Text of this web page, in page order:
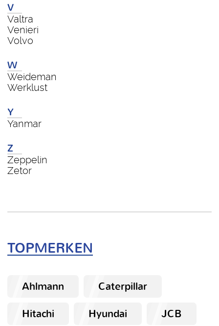
V
Valtra
Venieri
Volvo
W
Weideman
Werklust
Y
Yanmar
Z
Zeppelin
Zetor
TOPMERKEN
Ahlmann
Caterpillar
Hitachi
Hyundai
JCB